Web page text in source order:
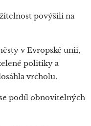
povýšili na
v Evropské unii,
politiky a
vrcholu.
podíl obnovitelných